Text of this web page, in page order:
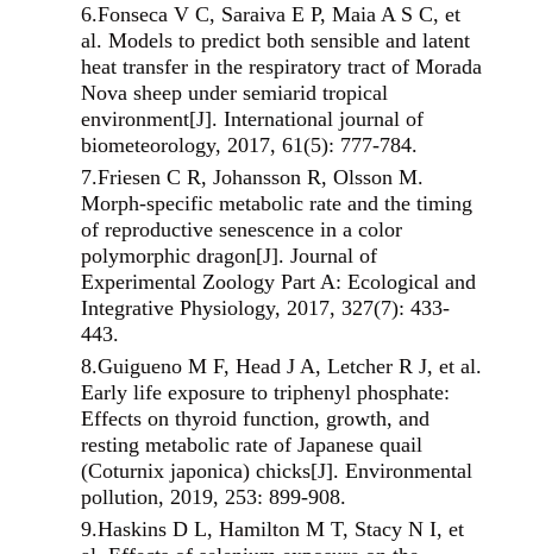
6.Fonseca V C, Saraiva E P, Maia A S C, et
al. Models to predict both sensible and latent
heat transfer in the respiratory tract of Morada
Nova sheep under semiarid tropical
environment[J]. International journal of
biometeorology, 2017, 61(5): 777-784.
7.Friesen C R, Johansson R, Olsson M.
Morph‐specific metabolic rate and the timing
of reproductive senescence in a color
polymorphic dragon[J]. Journal of
Experimental Zoology Part A: Ecological and
Integrative Physiology, 2017, 327(7): 433-
443.
8.Guigueno M F, Head J A, Letcher R J, et al.
Early life exposure to triphenyl phosphate:
Effects on thyroid function, growth, and
resting metabolic rate of Japanese quail
(Coturnix japonica) chicks[J]. Environmental
pollution, 2019, 253: 899-908.
9.Haskins D L, Hamilton M T, Stacy N I, et